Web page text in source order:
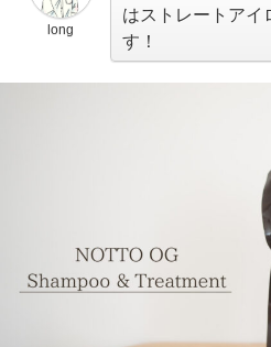
long
はストレートアイ
す！